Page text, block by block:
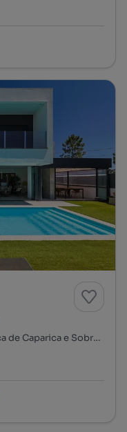
Rua Sousa Martins, Aroeira, Charneca de Caparica e Sobreda, Almada, Setúbal